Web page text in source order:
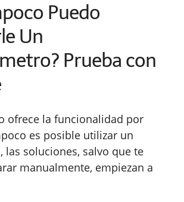
Puedo
Un
Prueba con
ofrece la funcionalidad por
es posible utilizar un
las soluciones, salvo que te
manualmente, empiezan a